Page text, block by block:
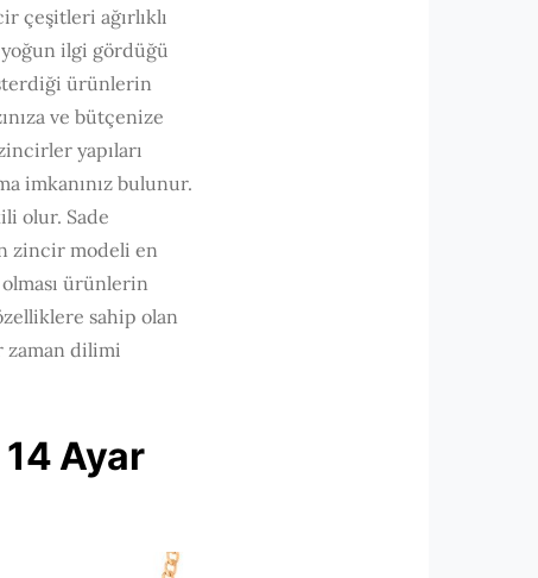
çeşitleri ağırlıklı
ilgi gördüğü
ürünlerin
ve bütçenize
yapıları
imkanınız bulunur.
olur. Sade
zincir modeli en
ürünlerin
sahip olan
zaman dilimi
14 Ayar